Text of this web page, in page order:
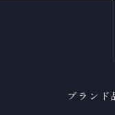
ブランド